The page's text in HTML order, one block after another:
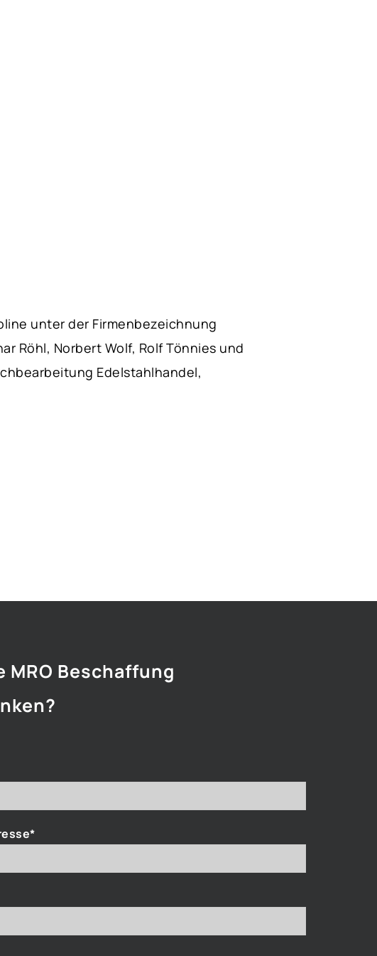
unter der Firmenbezeichnung
Röhl, Norbert Wolf, Rolf Tönnies und
Edelstahlhandel,
MRO Beschaffung